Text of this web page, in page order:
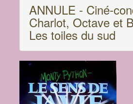
ANNULE - Ciné-
Charlot, Octave et
Les toiles du sud